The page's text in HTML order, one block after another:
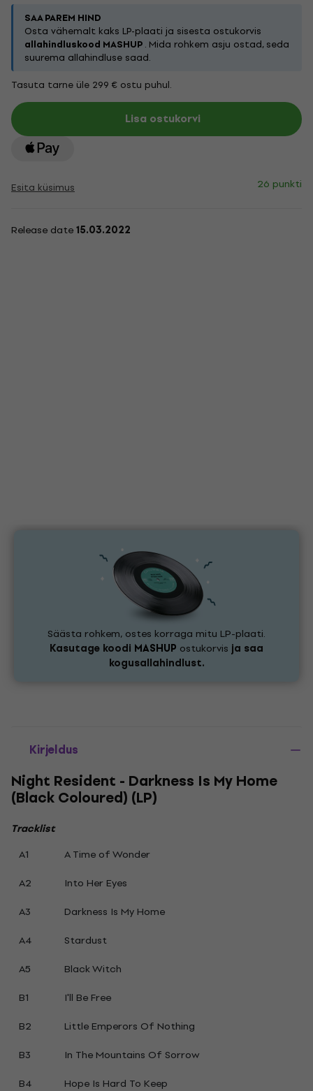
SAA PAREM HIND
Osta vähemalt kaks LP-plaati ja sisesta ostukorvis
allahindluskood MASHUP. Mida rohkem asju ostad, seda
suurema allahindluse saad.
Tasuta tarne üle 299 € ostu puhul.
Lisa ostukorvi
Esita küsimus 26 punkti
Release date15.03.2022
Säästa rohkem, ostes korraga mitu LP-plaati.
Kasutage koodi MASHUP ostukorvis ja saa
kogusallahindlust.
Kirjeldus
Night Resident - Darkness Is My Home
(Black Coloured) (LP)
Tracklist
A1
A Time of Wonder
A2
Into Her Eyes
A3
Darkness Is My Home
A4
Stardust
A5
Black Witch
B1
I'll Be Free
B2
Little Emperors Of Nothing
B3
In The Mountains Of Sorrow
B4
Hope Is Hard To Keep